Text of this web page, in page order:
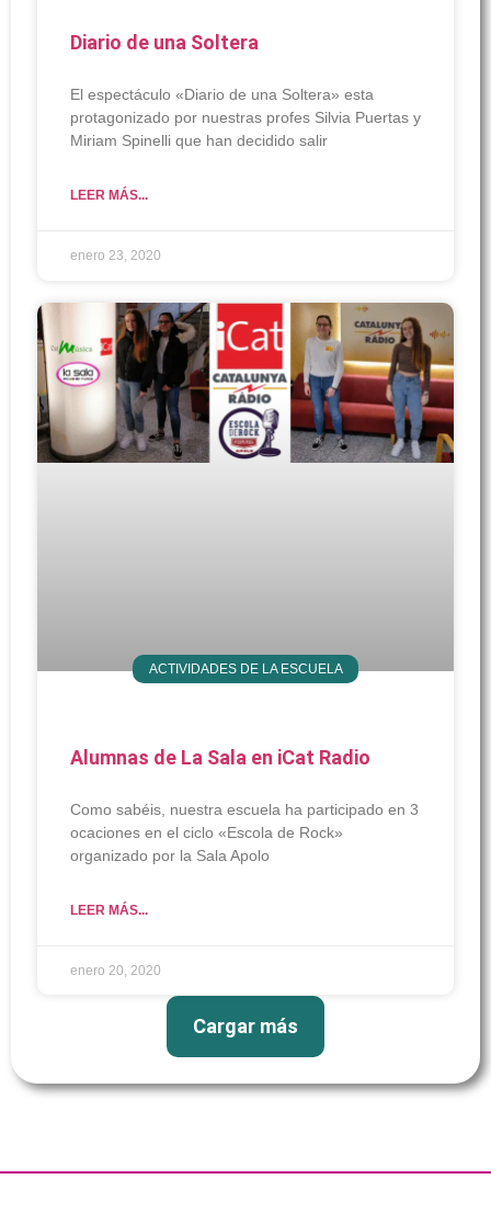
Diario de una Soltera
El espectáculo «Diario de una Soltera» esta
protagonizado por nuestras profes Silvia Puertas y
Miriam Spinelli que han decidido salir
LEER MÁS...
enero 23, 2020
ACTIVIDADES DE LA ESCUELA
Alumnas de La Sala en iCat Radio
Como sabéis, nuestra escuela ha participado en 3
ocaciones en el ciclo «Escola de Rock»
organizado por la Sala Apolo
LEER MÁS...
enero 20, 2020
Cargar más